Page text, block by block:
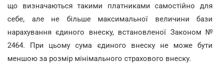
що визначаються такими платниками самостійно для
себе, але не більше максимальної величини бази
нарахування єдиного внеску, встановленої Законом №
2464. При цьому сума єдиного внеску не може бути
меншою за розмір мінімального страхового внеску.